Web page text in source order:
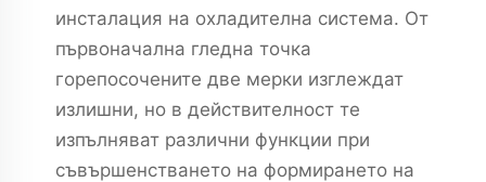
инсталация на охладителна система. От
първоначална гледна точка
горепосочените две мерки изглеждат
излишни, но в действителност те
изпълняват различни функции при
съвършенстването на формирането на